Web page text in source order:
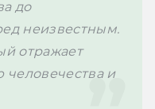
до
неизвестным.
отражает
и